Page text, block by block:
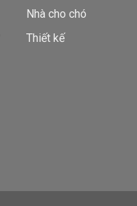
Nhà cho chó
Thiết kế